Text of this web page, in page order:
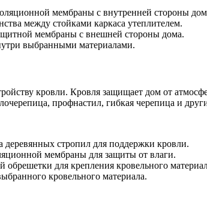
мембраны с внутренней стороны
между стойками каркаса утеплителем.
мембраны с внешней стороны дома.
выбранными материалами.
кровли. Кровля защищает дом от
профнастил, гибкая черепица и
деревянных стропил для поддержки кровли.
мембраны для защиты от влаги.
обрешетки для крепления кровельного
кровельного материала.